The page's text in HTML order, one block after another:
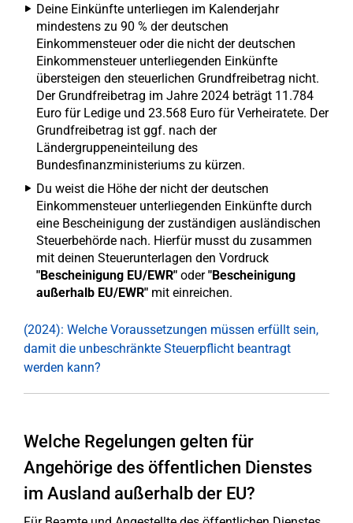
Deine Einkünfte unterliegen im Kalenderjahr
mindestens zu 90 % der deutschen
Einkommensteuer oder die nicht der deutschen
Einkommensteuer unterliegenden Einkünfte
übersteigen den steuerlichen Grundfreibetrag nicht.
Der Grundfreibetrag im Jahre 2024 beträgt 11.784
Euro für Ledige und 23.568 Euro für Verheiratete. Der
Grundfreibetrag ist ggf. nach der
Ländergruppeneinteilung des
Bundesfinanzministeriums zu kürzen.
Du weist die Höhe der nicht der deutschen
Einkommensteuer unterliegenden Einkünfte durch
eine Bescheinigung der zuständigen ausländischen
Steuerbehörde nach. Hierfür musst du zusammen
mit deinen Steuerunterlagen den Vordruck
"Bescheinigung EU/EWR" oder"Bescheinigung
außerhalb EU/EWR" mit einreichen.
(2024): Welche Voraussetzungen müssen erfüllt sein,
damit die unbeschränkte Steuerpflicht beantragt
werden kann?
Welche Regelungen gelten für
Angehörige des öffentlichen Dienstes
im Ausland außerhalb der EU?